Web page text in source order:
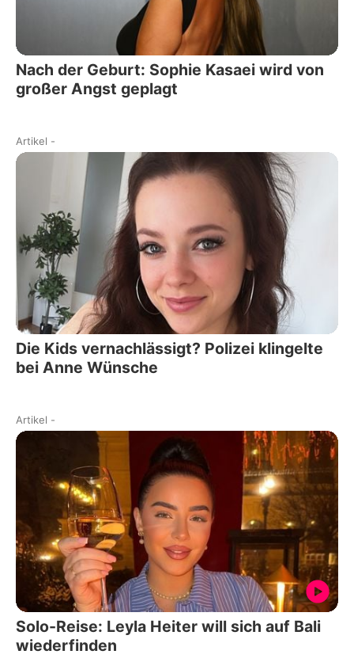
Nach der Geburt: Sophie Kasaei wird von
großer Angst geplagt
Artikel -
Die Kids vernachlässigt? Polizei klingelte
bei Anne Wünsche
Artikel -
Solo-Reise: Leyla Heiter will sich auf Bali
wiederfinden